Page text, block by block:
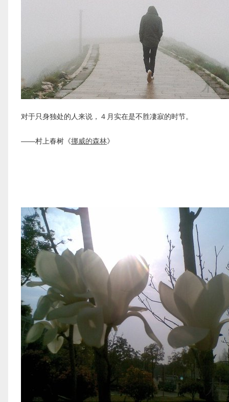
对于只身独处的人来说，４月实在是不胜凄寂的时节。
——村上春树《挪威的森林》